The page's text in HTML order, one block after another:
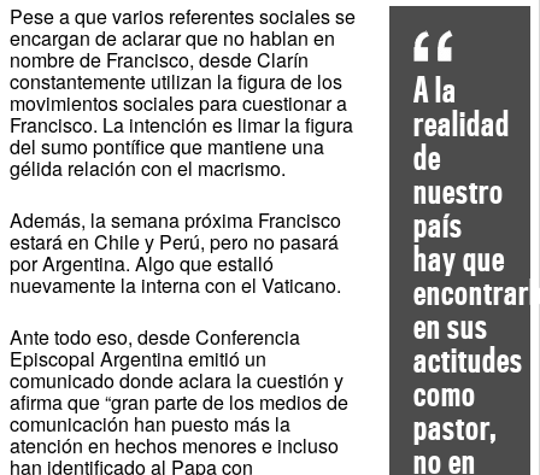
A la
realidad
de
nuestro
país
hay que
en sus
actitudes
como
pastor,
no en
Pese a que varios referentes sociales se
encargan de aclarar que no hablan en
nombre de Francisco, desde Clarín
constantemente utilizan la figura de los
movimientos sociales para cuestionar a
Francisco. La intención es limar la figura
del sumo pontífice que mantiene una
gélida relación con el macrismo.
Además, la semana próxima Francisco
estará en Chile y Perú, pero no pasará
por Argentina. Algo que estalló
nuevamente la interna con el Vaticano.
Ante todo eso, desde Conferencia
Episcopal Argentina emitió un
comunicado donde aclara la cuestión y
afirma que “gran parte de los medios de
comunicación han puesto más la
atención en hechos menores e incluso
han identificado al Papa con